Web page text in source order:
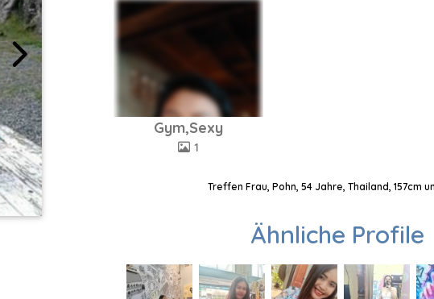
Gym,Sexy
1
Treffen Frau, Pohn, 54 Jahre, Thailand, 157cm
Ähnliche Profile